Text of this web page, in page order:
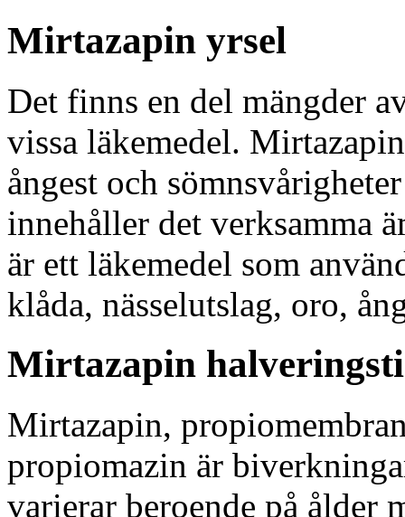
Mirtazapin yrsel
Det finns en del mängder
vissa läkemedel.
ångest och
innehåller det verksamma
är ett läkemedel som
klåda, nässelutslag, oro,
Mirtazapin
Mirtazapin,
propiomazin är
varierar beroende på ålder